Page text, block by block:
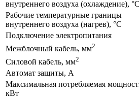
внутреннего воздуха (охлаждение), °C
Рабочие температурные границы
внутреннего воздуха (нагрев), °C
Подключение электропитания
Межблочный кабель, мм2
Силовой кабель, мм2
Автомат защиты, А
Максимальная потребляемая
кВт